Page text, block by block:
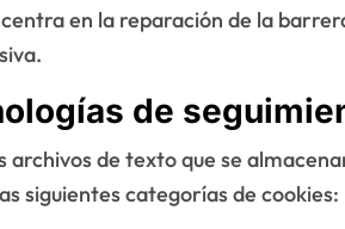
en la reparación de la
de
archivos de texto que se
siguientes categorías de cookies: